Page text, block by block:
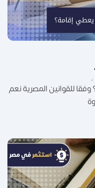
للقوانين المصرية نعم